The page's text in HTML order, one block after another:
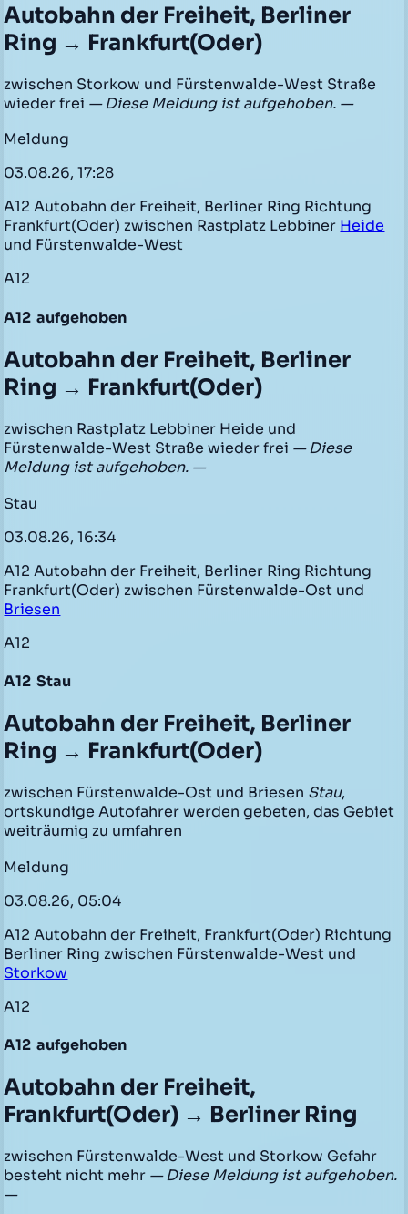
Autobahn der Freiheit, Berliner
Ring → Frankfurt(Oder)
zwischen Storkow und Fürstenwalde-West Straße
wieder frei — Diese Meldung ist aufgehoben. —
Meldung
03.08.26, 17:28
A12 Autobahn der Freiheit, Berliner Ring Richtung
Frankfurt(Oder) zwischen Rastplatz Lebbiner Heide
und Fürstenwalde-West
A12
A12 aufgehoben
Autobahn der Freiheit, Berliner
Ring → Frankfurt(Oder)
zwischen Rastplatz Lebbiner Heide und
Fürstenwalde-West Straße wieder frei — Diese
Meldung ist aufgehoben. —
Stau
03.08.26, 16:34
A12 Autobahn der Freiheit, Berliner Ring Richtung
Frankfurt(Oder) zwischen Fürstenwalde-Ost und
Briesen
A12
A12 Stau
Autobahn der Freiheit, Berliner
Ring → Frankfurt(Oder)
zwischen Fürstenwalde-Ost und Briesen Stau,
ortskundige Autofahrer werden gebeten, das Gebiet
weiträumig zu umfahren
Meldung
03.08.26, 05:04
A12 Autobahn der Freiheit, Frankfurt(Oder) Richtung
Berliner Ring zwischen Fürstenwalde-West und
Storkow
A12
A12 aufgehoben
Autobahn der Freiheit,
Frankfurt(Oder) → Berliner Ring
zwischen Fürstenwalde-West und Storkow Gefahr
besteht nicht mehr — Diese Meldung ist aufgehoben.
—